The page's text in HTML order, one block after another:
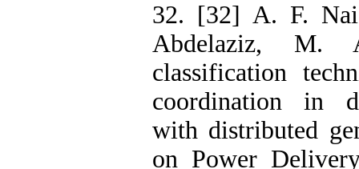
32. [32] A. F.
Abdelaziz, M.
classification
coordination in
with distributed
on Power